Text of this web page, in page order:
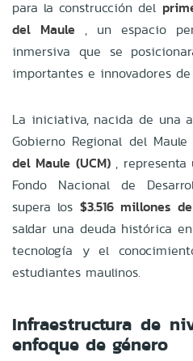
para la construcción del
del Maule
, un espacio
inmersiva que se
importantes e innovadores
La iniciativa, nacida de una
Gobierno Regional del
del Maule (UCM) ,
Fondo Nacional de
supera los $3.516 millones
saldar una deuda histórica
tecnología y el
estudiantes maulinos.
Infraestructura de
enfoque de género